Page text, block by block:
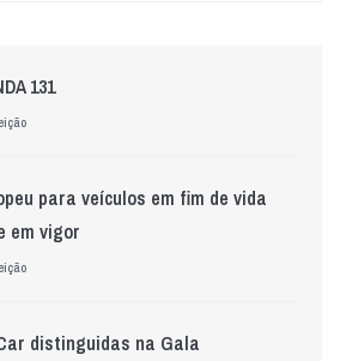
131
para veículos em fim de vida
em vigor
distinguidas na Gala